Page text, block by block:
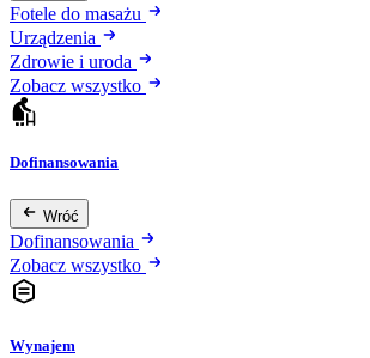
Fotele do masażu
Urządzenia
Zdrowie i uroda
Zobacz wszystko
Dofinansowania
Wróć
Dofinansowania
Zobacz wszystko
Wynajem